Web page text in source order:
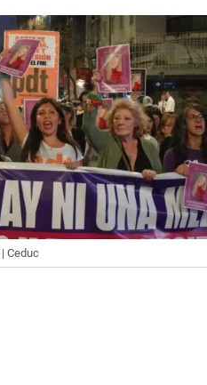
| Ceduc